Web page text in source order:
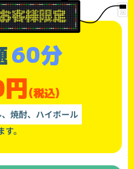
60分
(税込)
、焼酎、ハイボール
。